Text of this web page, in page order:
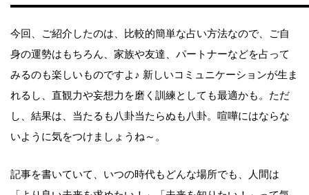
今回、ご紹介したのは、比較的簡単な占い方法なので、ご自
身の運勢はもちろん、家族や友達、パートナーなどを占って
みるのも楽しいものですよ♪ 新しいコミュニケーションが生ま
れるし、直観力や妄想力を磨く訓練としても最適かも。ただ
し、結果は、当たるも八卦当たらぬも八卦。喧嘩にはならな
いように気をつけましょうね～。
記事を書いていて、いつの時代もどんな場所でも、人間は